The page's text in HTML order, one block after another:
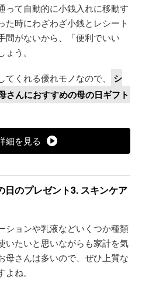
って自動的に小銭入れに移動す
た時にわざわざ小銭とレシート
間がないから、「便利でいい
う。
くれる優れモノなので、
シ
さんにおすすめの母の日ギフト
細を見る
日のプレゼント3. スキンケア
ションや乳液などいくつか種類
いたいと思いながらも家計を気
母さんは多いので、ぜひ上質な
ね。